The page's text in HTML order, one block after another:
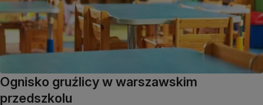
Ognisko gruźlicy w warszawskim
przedszkolu